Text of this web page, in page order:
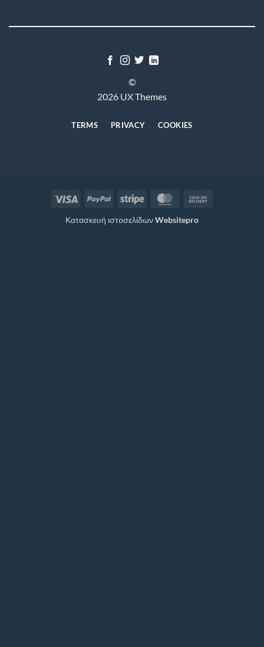
©
2026 UX Themes
TERMS PRIVACY COOKIES
Visa PayPal Stripe MasterCard
Κατασκευή ιστοσελίδωνWebsitepro